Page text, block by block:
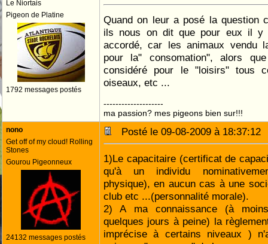
Le Niortais
Pigeon de Platine
1792 messages postés
Quand on leur a posé la question
ils nous on dit que pour eux il y
accordé, car les animaux vendu
pour la" consomation", alors
considéré pour le "loisirs" tous
oiseaux, etc ...
--------------------
ma passion? mes pigeons bien sur!!!
nono
Get off of my cloud! Rolling
Stones
Gourou Pigeonneux
24132 messages postés
Posté le 09-08-2009 à
1)Le capacitaire (certificat de
qu'à un individu
physique), en aucun cas à une
club etc ...(personnalité morale).
2) A ma connaissance (à
quelques jours à peine) la
imprécise à certains niveaux )